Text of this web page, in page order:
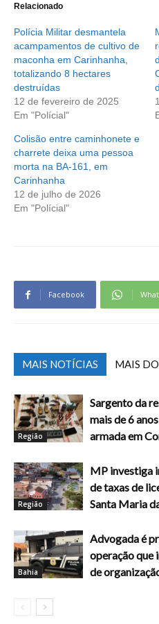
Relacionado
Polícia Militar desmantela
acampamentos de cultivo de
maconha em Carinhanha,
totalizando 8 hectares
destruídas
12 de fevereiro de 2025
Em "Polícial"
Colisão entre caminhonete e
charrete deixa uma pessoa
morta na BA-161, em
Carinhanha
12 de julho de 2026
Em "Polícial"
Facebook
MAIS NOTÍCIAS MAIS
Região
Sargento da
mais de 6
armada em
Região
MP investiga
de taxas de
Santa Maria
Bahia
Advogada é
operação que
de